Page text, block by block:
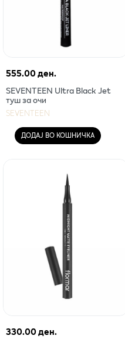
555.00 ден.
SEVENTEEN Ultra Black Jet
туш за очи
SEVENTEEN
ДОДАЈ ВО КОШНИЧКА
330.00 ден.